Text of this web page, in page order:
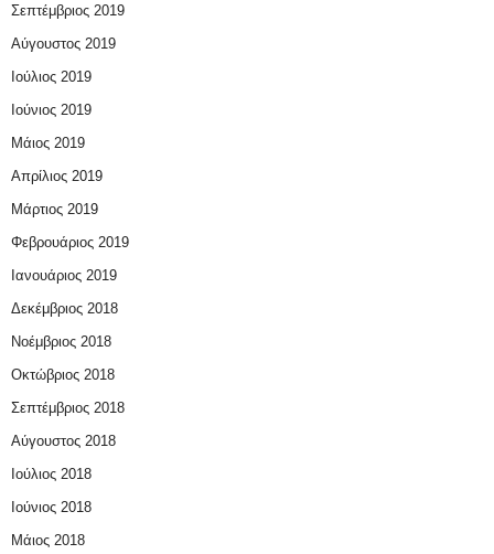
Σεπτέμβριος 2019
Αύγουστος 2019
Ιούλιος 2019
Ιούνιος 2019
Μάιος 2019
Απρίλιος 2019
Μάρτιος 2019
Φεβρουάριος 2019
Ιανουάριος 2019
Δεκέμβριος 2018
Νοέμβριος 2018
Οκτώβριος 2018
Σεπτέμβριος 2018
Αύγουστος 2018
Ιούλιος 2018
Ιούνιος 2018
Μάιος 2018